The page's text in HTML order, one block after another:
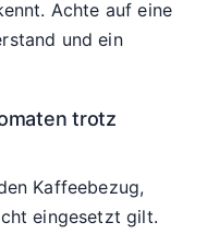
Achte auf eine
und ein
trotz
Kaffeebezug,
eingesetzt gilt.